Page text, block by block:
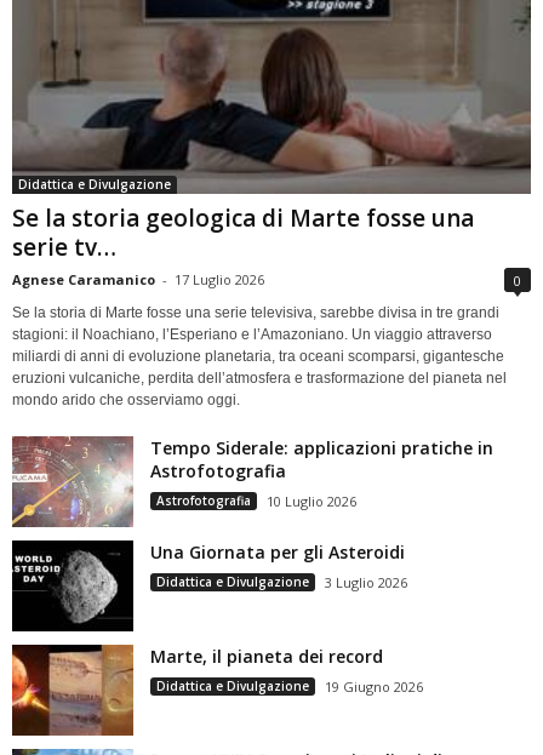
Didattica e Divulgazione
Se la storia geologica di Marte fosse una
serie tv…
Agnese Caramanico - 17 Luglio 2026 0
Se la storia di Marte fosse una serie televisiva, sarebbe divisa in tre grandi
stagioni: il Noachiano, l’Esperiano e l’Amazoniano. Un viaggio attraverso
miliardi di anni di evoluzione planetaria, tra oceani scomparsi, gigantesche
eruzioni vulcaniche, perdita dell’atmosfera e trasformazione del pianeta nel
mondo arido che osserviamo oggi.
Tempo Siderale: applicazioni pratiche in
Astrofotografia
Astrofotografia 10 Luglio 2026
Una Giornata per gli Asteroidi
Didattica e Divulgazione 3 Luglio 2026
Marte, il pianeta dei record
Didattica e Divulgazione 19 Giugno 2026